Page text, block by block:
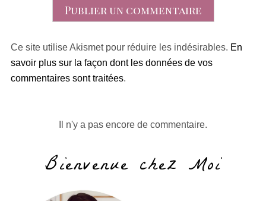
Ce site utilise Akismet pour réduire les indésirables. En
savoir plus sur la façon dont les données de vos
commentaires sont traitées.
Il n'y a pas encore de commentaire.
Bienvenue chez Moi